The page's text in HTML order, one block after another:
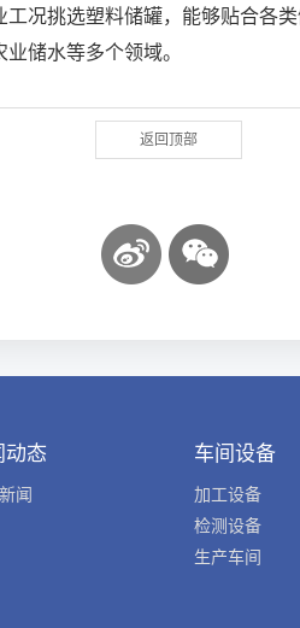
况挑选塑料储罐，能够贴合各
储水等多个领域。
返回顶部
动态
闻
车间设备
加工设备
检测设备
生产车间